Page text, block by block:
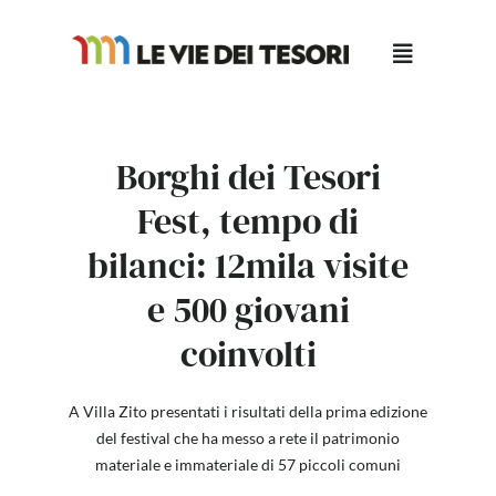
Borghi dei Tesori
Fest, tempo di
bilanci: 12mila visite
e 500 giovani
coinvolti
A Villa Zito presentati i risultati della prima edizione
del festival che ha messo a rete il patrimonio
materiale e immateriale di 57 piccoli comuni